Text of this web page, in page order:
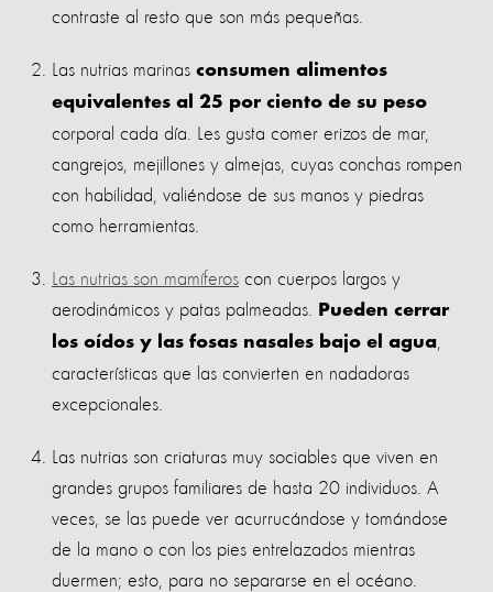
contraste al resto que son más pequeñas.
Las nutrias marinas consumen alimentos
equivalentes al 25 por ciento de su peso
corporal cada día. Les gusta comer erizos de mar,
cangrejos, mejillones y almejas, cuyas conchas rompen
con habilidad, valiéndose de sus manos y piedras
como herramientas.
Las nutrias son mamíferos con cuerpos largos y
aerodinámicos y patas palmeadas. Pueden cerrar
los oídos y las fosas nasales bajo el agua,
características que las convierten en nadadoras
excepcionales.
Las nutrias son criaturas muy sociables que viven en
grandes grupos familiares de hasta 20 individuos. A
veces, se las puede ver acurrucándose y tomándose
de la mano o con los pies entrelazados mientras
duermen; esto, para no separarse en el océano.